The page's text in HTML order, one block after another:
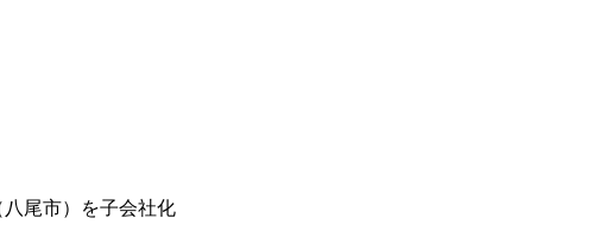
尾市）を子会社化